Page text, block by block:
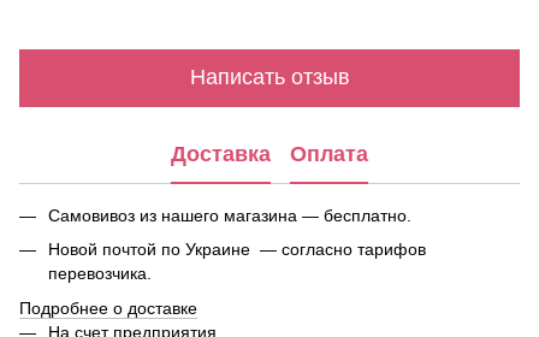
Написать отзыв
Доставка Оплата
Самовивоз из нашего магазина — бесплатно.
Новой почтой по Украине — согласно тарифов
перевозчика.
Подробнее о доставке
На счет предприятия